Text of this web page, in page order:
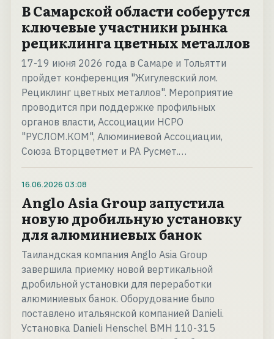
В Самарской области соберутся
ключевые участники рынка
рециклинга цветных металлов
17-19 июня 2026 года в Самаре и Тольятти
пройдет конференция "Жигулевский лом.
Рециклинг цветных металлов". Мероприятие
проводится при поддержке профильных
органов власти, Ассоциации НСРО
"РУСЛОМ.КOМ", Алюминиевой Ассоциации,
Союза Вторцветмет и РА Русмет.…
16.06.2026 03:08
Anglo Asia Group запустила
новую дробильную установку
для алюминиевых банок
Таиландская компания Anglo Asia Group
завершила приемку новой вертикальной
дробильной установки для переработки
алюминиевых банок. Оборудование было
поставлено итальянской компанией Danieli.
Установка Danieli Henschel BMH 110-315